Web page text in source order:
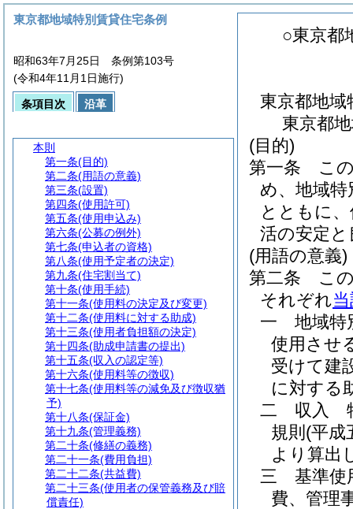
○東京都
東京都地
東京都
(目的)
第一条
こ
め、地域
とともに
活の安定
(用語の意義)
第二条
こ
それぞれ
一
地域
使用させ
受けて建
に対する
二
収入
規則 (平成
より算出
三
基準
費、管理
東京都地域特別賃貸住宅条例
昭和63年7月25日 条例第103号
(令和4年11月1日施行)
条項目次 沿革
本則
第一条(目的)
第二条(用語の意義)
第三条(設置)
第四条(使用許可)
第五条(使用申込み)
第六条(公募の例外)
第七条(申込者の資格)
第八条(使用予定者の決定)
第九条(住宅割当て)
第十条(使用手続)
第十一条(使用料の決定及び変更)
第十二条(使用料に対する助成)
第十三条(使用者負担額の決定)
第十四条(助成申請書の提出)
第十五条(収入の認定等)
第十六条(使用料等の徴収)
第十七条(使用料等の減免及び徴収猶
予)
第十八条(保証金)
第十九条(管理義務)
第二十条(修繕の義務)
第二十一条(費用負担)
第二十二条(共益費)
第二十三条(使用者の保管義務及び賠
償責任)